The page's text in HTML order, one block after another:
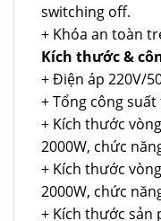
switching off.
+ Khóa an toàn
Kích thước &
+ Điện áp 220V/
+ Tổng công suất
+ Kích thước
2000W, chức
+ Kích thước
2000W, chức
+ Kích thước sản